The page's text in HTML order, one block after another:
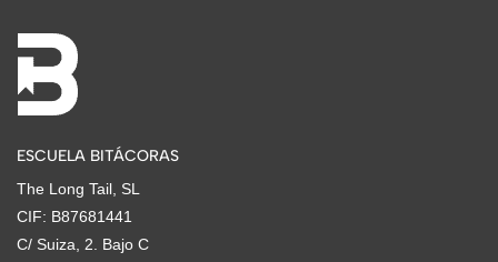
ESCUELA BITÁCORAS
The Long Tail, SL
CIF: B87681441
C/ Suiza, 2. Bajo C